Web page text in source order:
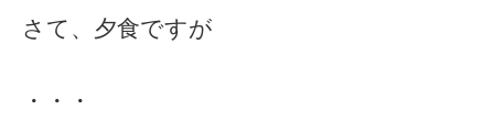
さて、夕食ですが
・・・